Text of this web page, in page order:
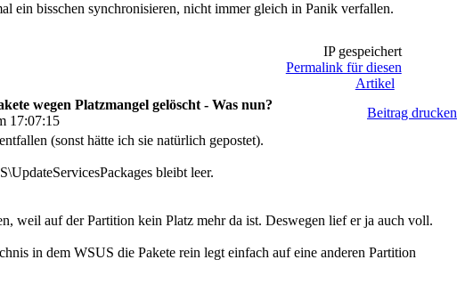
ein bisschen synchronisieren, nicht immer gleich in Panik verfallen.
IP gespeichert
Permalink für diesen
Artikel
wegen Platzmangel gelöscht - Was nun?
17:07:15
Beitrag drucken
(sonst hätte ich sie natürlich gepostet).
bleibt leer.
weil auf der Partition kein Platz mehr da ist. Deswegen lief er ja auch voll.
in dem WSUS die Pakete rein legt einfach auf eine anderen Partition